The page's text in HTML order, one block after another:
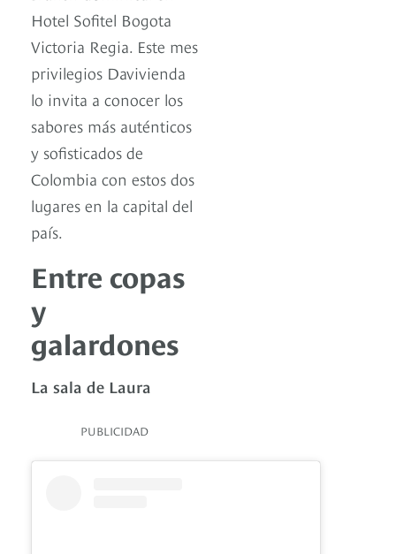
Hotel Sofitel Bogota
Victoria Regia. Este mes
privilegios Davivienda
lo invita a conocer los
sabores más auténticos
y sofisticados de
Colombia con estos dos
lugares en la capital del
país.
Entre copas
y
galardones
La sala de Laura
PUBLICIDAD